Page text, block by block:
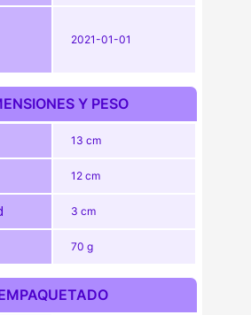
2021-01-01
Y PESO
13 cm
12 cm
3 cm
70 g